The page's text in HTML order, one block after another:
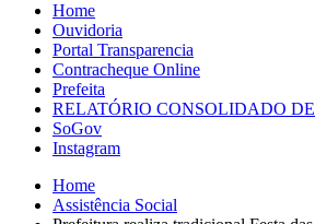
Home
Ouvidoria
Portal Transparencia
Contracheque Online
Prefeita
RELATÓRIO CONSOLIDADO
SoGov
Instagram
Home
Assistência Social